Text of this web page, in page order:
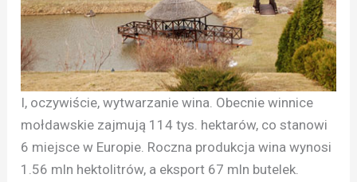
I, oczywiście, wytwarzanie wina. Obecnie winnice
mołdawskie zajmują 114 tys. hektarów, co stanowi
6 miejsce w Europie. Roczna produkcja wina wynosi
1.56 mln hektolitrów, a eksport 67 mln butelek.